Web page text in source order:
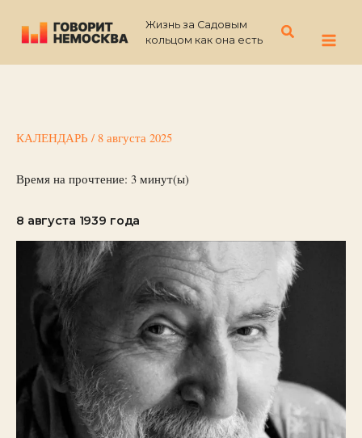
содержимому
Жизнь за Садовым
кольцом как она есть
Поиск
КАЛЕНДАРЬ / 8 августа 2025
Время на прочтение: 3 минут(ы)
8 августа 1939 года